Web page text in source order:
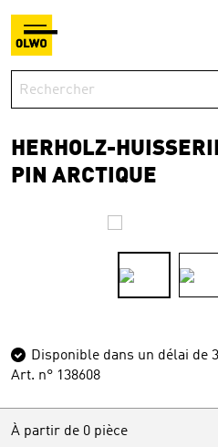
HERHOLZ-
PIN ARCTIQUE
Disponible dans un délai de
Art. n° 138608
À partir de 0 pièce